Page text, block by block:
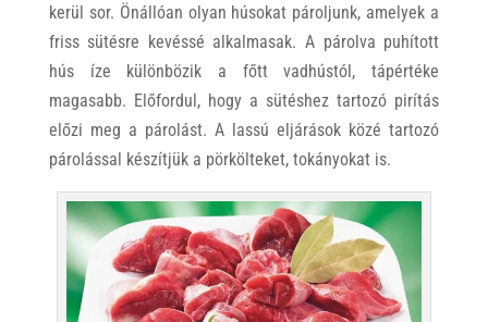
kerül sor. Önállóan olyan húsokat pároljunk, amelyek a
friss sütésre kevéssé alkalmasak. A párolva puhított
hús íze különbözik a főtt vadhústól, tápértéke
magasabb. Előfordul, hogy a sütéshez tartozó pirítás
előzi meg a párolást. A lassú eljárások közé tartozó
párolással készítjük a pörkölteket, tokányokat is.